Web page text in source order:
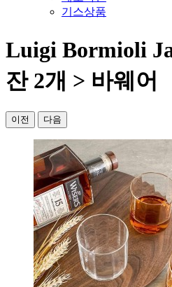
기스상품
Luigi Bormioli
잔 2개 > 바웨어
이전 다음